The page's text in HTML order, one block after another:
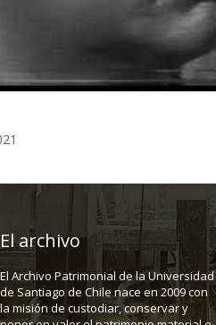
El archivo
El Archivo Patrimonial de la Universidad
de Santiago de Chile nace en 2009 con
la misión de custodiar, conservar y